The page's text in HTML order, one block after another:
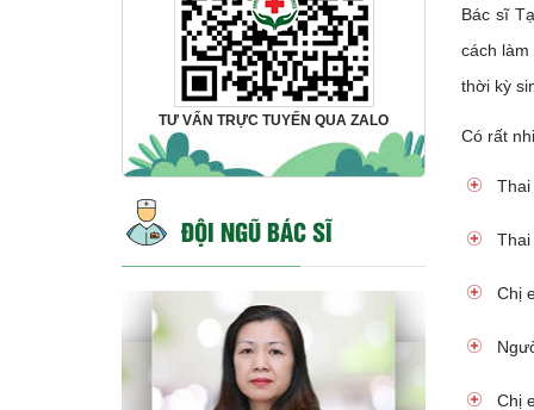
TƯ VẤN TRỰC TUYẾN QUA ZALO
ĐỘI NGŨ BÁC SĨ
Bác sĩ
cách
thời kỳ
Có rất
Thai
Chị
Chị